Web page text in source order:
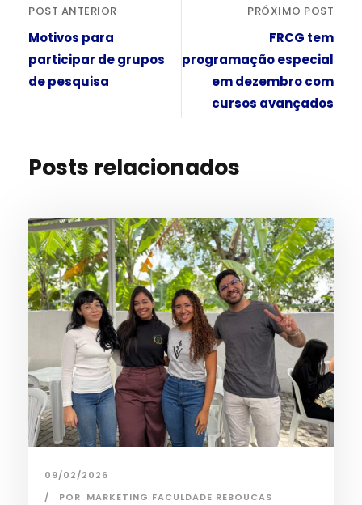
POST ANTERIOR
Motivos para
participar de grupos
de pesquisa
PRÓXIMO POST
FRCG tem
programação especial
em dezembro com
cursos avançados
Posts relacionados
09/02/2026
POR MARKETING FACULDADE REBOUCAS